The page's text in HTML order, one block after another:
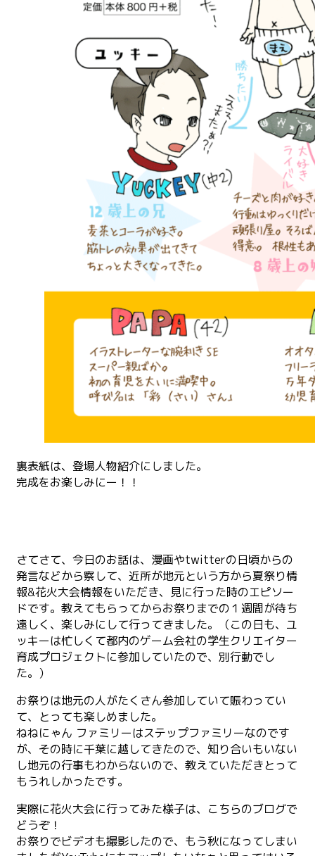
裏表紙は、登場人物紹介にしました。
完成をお楽しみにー！！
さてさて、今日のお話は、漫画やtwitterの日頃からの
発言などから察して、近所が地元という方から夏祭り情
報&花火大会情報をいただき、見に行った時のエピソー
ドです。教えてもらってからお祭りまでの１週間が待ち
遠しく、楽しみにして行ってきました。（この日も、ユ
ッキーは忙しくて都内のゲーム会社の学生クリエイター
育成プロジェクトに参加していたので、別行動でし
た。）
お祭りは地元の人がたくさん参加していて賑わってい
て、とっても楽しめました。
ねねにゃん ファミリーはステップファミリーなのです
が、その時に千葉に越してきたので、知り合いもいない
し地元の行事もわからないので、教えていただきとって
もうれしかったです。
実際に花火大会に行ってみた様子は、こちらのブログで
どうぞ！
お祭りでビデオも撮影したので、もう秋になってしまい